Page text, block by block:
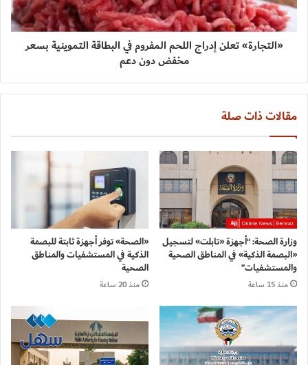
«التجارة» تعلن إدراج اللحم المفروم في البطاقة التموينية بسعر
مخفض دون دعم
مقالات ذات صلة
وزارة الصحة: “أجهزة «تابلت» لتسجيل
«البصمة الذكية» في المناطق الصحية
والمستشفيات”
منذ 15 ساعة
«الصحة» توفر أجهزة ثابتة للبصمة
الذكية في المستشفيات والمناطق
الصحية
منذ 20 ساعة